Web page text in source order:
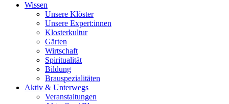
Wissen
Unsere Klöster
Unsere Expert:innen
Klosterkultur
Gärten
Wirtschaft
Spiritualität
Bildung
Brauspezialitäten
Aktiv & Unterwegs
Veranstaltungen